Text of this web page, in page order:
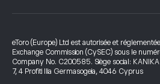
eToro (Europe) Ltd est autorisée et
Exchange Commission (CySEC) sous le
Company No. C200585. Siège social:
7, 4 Profiti Ilia Germasogeia, 4046 Cyprus